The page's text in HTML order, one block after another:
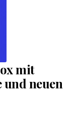
mit
und neuen